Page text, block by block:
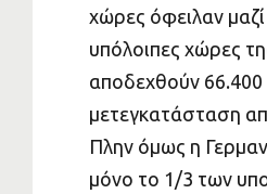
χώρες όφειλαν μαζί
υπόλοιπες χώρες
αποδεχθούν 66.400
μετεγκατάσταση
Πλην όμως η
μόνο το 1/3 των